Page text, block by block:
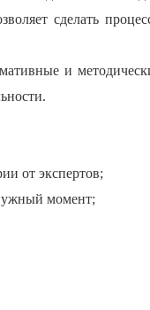
сделать
и
от экспертов;
момент;